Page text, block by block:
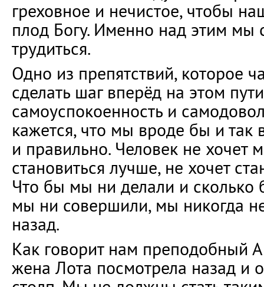
греховное и нечистое, чтобы
плод Богу. Именно над этим
трудиться.
Одно из препятствий, которое
сделать шаг вперёд на этом
самоуспокоенность и
кажется, что мы вроде бы и так
и правильно. Человек не хочет
становиться лучше, не хочет
Что бы мы ни делали и сколько
мы ни совершили, мы никогда
назад.
Как говорит нам преподобный
жена Лота посмотрела назад и